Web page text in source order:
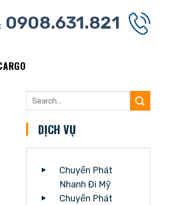
0908.631.821
DỊCH VỤ
Chuyển Phát
Nhanh Đi Mỹ
Chuyển Phát